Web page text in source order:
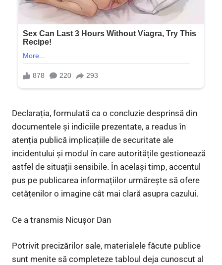
Declarația, formulată ca o concluzie desprinsă din
documentele și indiciile prezentate, a readus în
atenția publică implicațiile de securitate ale
incidentului și modul în care autoritățile gestionează
astfel de situații sensibile. În același timp, accentul
pus pe publicarea informațiilor urmărește să ofere
cetățenilor o imagine cât mai clară asupra cazului.
Ce a transmis Nicușor Dan
Potrivit precizărilor sale, materialele făcute publice
sunt menite să completeze tabloul deja cunoscut al